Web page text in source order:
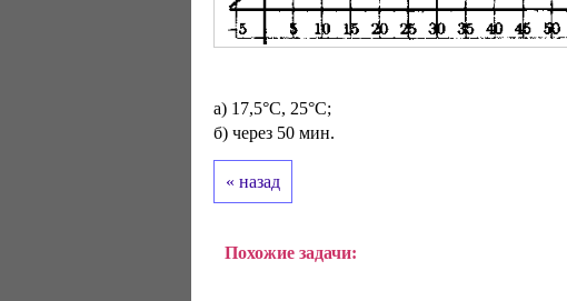
a) 17,5°C, 25°C;
б) через 50 мин.
« назад
Похожие задачи: